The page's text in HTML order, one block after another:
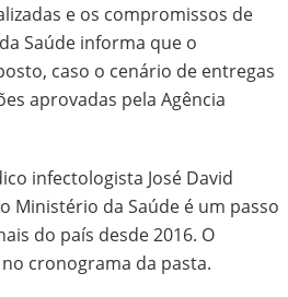
e os compromissos de
Saúde informa que o
caso o cenário de entregas
aprovadas pela Agência
infectologista José David
Ministério da Saúde é um passo
do país desde 2016. O
cronograma da pasta.